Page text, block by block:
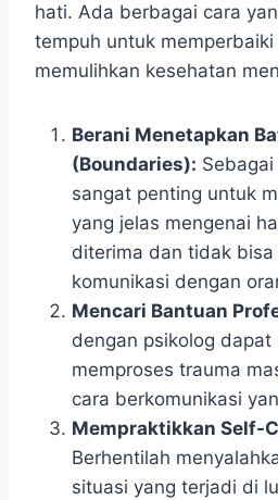
hati. Ada berbagai cara
tempuh untuk
memulihkan kesehatan
Berani Menetapkan
(Boundaries):
sangat penting untuk
yang jelas mengenai
diterima dan tidak
komunikasi dengan
Mencari Bantuan
dengan psikolog
memproses trauma
cara berkomunikasi
Mempraktikkan Self-
Berhentilah
situasi yang terjadi di